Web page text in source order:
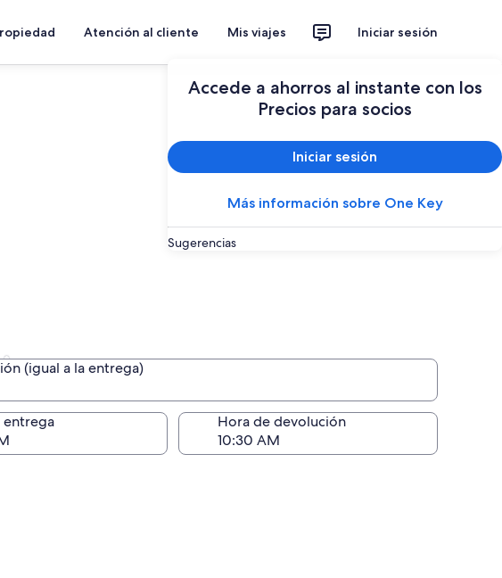
Atención al cliente Mis viajes Iniciar sesión
Accede a ahorros al instante con los
Precios para socios
Iniciar sesión
Más información sobre One Key
Sugerencias
(igual a la entrega)
(igual a la entrega)
entrega Hora de devolución